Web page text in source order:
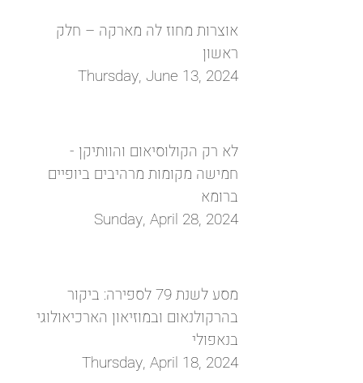
אוצרות מחוז לה מארקה – חלק
ראשון
Thursday, June 13, 2024
לא רק הקולוסיאום והוותיקן -
חמישה מקומות מרהיבים ביופיים
ברומא
Sunday, April 28, 2024
מסע לשנת 79 לספירה: ביקור
בהרקולנאום ובמוזיאון הארכיאולוגי
בנאפולי
Thursday, April 18, 2024